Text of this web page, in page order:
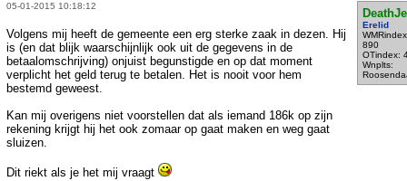
05-01-2015 10:18:12
Erelid
890
OTindex:
Wnplts:
Volgens mij heeft de gemeente een erg sterke zaak in dezen. Hij
is (en dat blijk waarschijnlijk ook uit de gegevens in de
betaalomschrijving) onjuist begunstigde en op dat moment
verplicht het geld terug te betalen. Het is nooit voor hem
bestemd geweest.
Kan mij overigens niet voorstellen dat als iemand 186k op zijn
rekening krijgt hij het ook zomaar op gaat maken en weg gaat
sluizen.
Dit riekt als je het mij vraagt